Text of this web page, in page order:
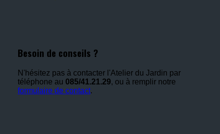
Besoin de conseils ?
N'hésitez pas à contacter l'Atelier du Jardin par
téléphone au 085/41.21.29, ou à remplir notre
formulaire de contact.